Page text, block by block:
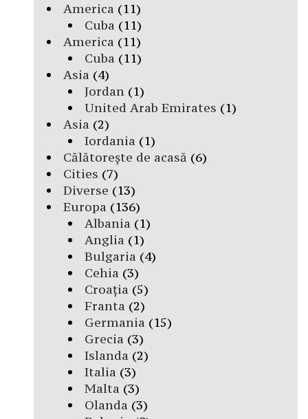
America (11)
Cuba (11)
America (11)
Cuba (11)
Asia (4)
Jordan(1)
United Arab Emirates (1)
Asia (2)
Iordania (1)
Călătorește de acasă (6)
Cities (7)
Diverse (13)
Europa (136)
Albania (1)
Anglia (1)
Bulgaria (4)
Cehia (3)
Croația (5)
Franta (2)
Germania (15)
Grecia (3)
Islanda (2)
Italia (3)
Malta (3)
Olanda (3)